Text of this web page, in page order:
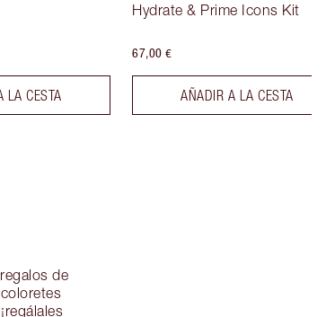
LA CESTA
Hydrate & Prime Icons Kit
67,00 €
AÑADIR A LA CESTA
de